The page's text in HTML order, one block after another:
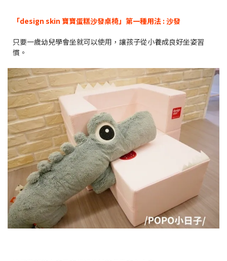
「design skin 寶寶蛋糕沙發桌椅」第一種用法 : 沙發
只要一歲幼兒學會坐就可以使用，讓孩子從小養成良好坐姿習
慣。